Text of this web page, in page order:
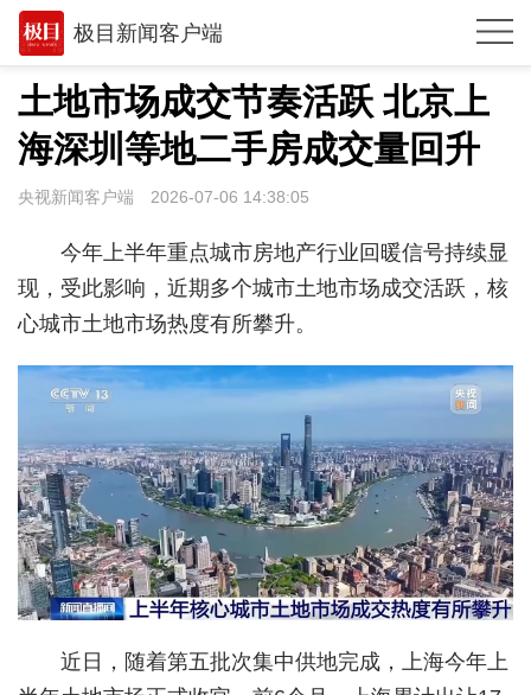
极目新闻客户端
推荐
体育
观点
湖北
武汉
世相
专题
极客圈
经济
城建
科教
土地市场成交节奏活跃 北京上
海深圳等地二手房成交量回升
央视新闻客户端 2026-07-06 14:38:05
今年上半年重点城市房地产行业回暖信号持续显
现，受此影响，近期多个城市土地市场成交活跃，核
心城市土地市场热度有所攀升。
近日，随着第五批次集中供地完成，上海今年上